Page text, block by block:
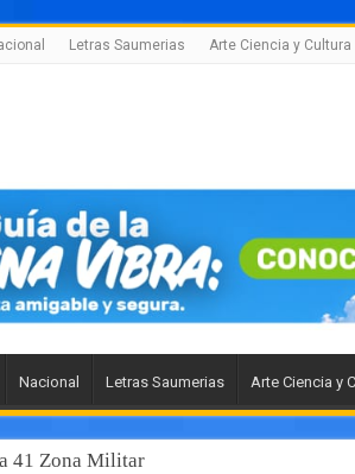
Letras Saumerias Arte Ciencia y Cultura
Nacional Letras Saumerias Arte Ciencia y
41 Zona Militar